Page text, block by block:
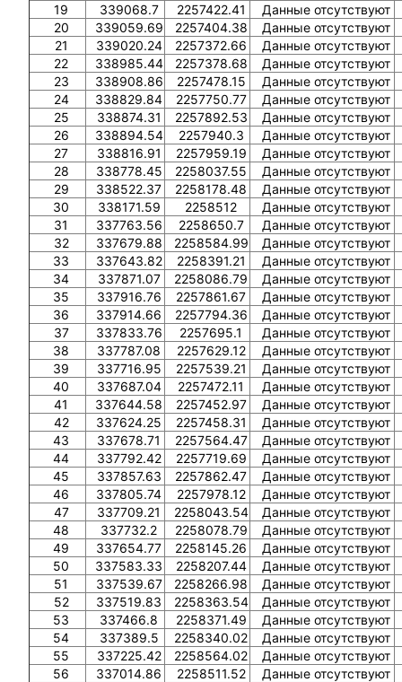
19
339068.7 2257422.41
Данные отсутствуют
20
339059.69 2257404.38
Данные отсутствуют
21
339020.24 2257372.66
Данные отсутствуют
22
338985.44 2257378.68
Данные отсутствуют
23
338908.86 2257478.15
Данные отсутствуют
24
338829.84 2257750.77
Данные отсутствуют
25
338874.31 2257892.53
Данные отсутствуют
26
338894.54 2257940.3
Данные отсутствуют
27
338816.91 2257959.19
Данные отсутствуют
28
338778.45 2258037.55
Данные отсутствуют
29
338522.37 2258178.48
Данные отсутствуют
30
338171.59 2258512
Данные отсутствуют
31
337763.56 2258650.7
Данные отсутствуют
32
337679.88 2258584.99
Данные отсутствуют
33
337643.82 2258391.21
Данные отсутствуют
34
337871.07 2258086.79
Данные отсутствуют
35
337916.76 2257861.67
Данные отсутствуют
36
337914.66 2257794.36
Данные отсутствуют
37
337833.76 2257695.1
Данные отсутствуют
38
337787.08 2257629.12
Данные отсутствуют
39
337716.95 2257539.21
Данные отсутствуют
40
337687.04 2257472.11
Данные отсутствуют
41
337644.58 2257452.97
Данные отсутствуют
42
337624.25 2257458.31
Данные отсутствуют
43
337678.71 2257564.47
Данные отсутствуют
44
337792.42 2257719.69
Данные отсутствуют
45
337857.63 2257862.47
Данные отсутствуют
46
337805.74 2257978.12
Данные отсутствуют
47
337709.21 2258043.54
Данные отсутствуют
48
337732.2 2258078.79
Данные отсутствуют
49
337654.77 2258145.26
Данные отсутствуют
50
337583.33 2258207.44
Данные отсутствуют
51
337539.67 2258266.98
Данные отсутствуют
52
337519.83 2258363.54
Данные отсутствуют
53
337466.8 2258371.49
Данные отсутствуют
54
337389.5 2258340.02
Данные отсутствуют
55
337225.42 2258564.02
Данные отсутствуют
56
337014.86 2258511.52
Данные отсутствуют